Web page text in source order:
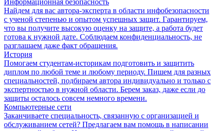
Найдем для вас автора-эксперта в области инфобезопасности
с ученой степенью и опытом успешных защит. Гарантируем,
что вы получите высокую оценку на защите, а работа будет
готова к нужной дате. Соблюдаем конфиденциальность, не
разглашаем даже факт обращения.
История
Помогаем студентам-историкам подготовить и защитить
диплом по любой теме и любому периоду. Пишем для разных
специальностей, подбираем автора индивидуально и только с
экспертностью в нужной области. Берем заказ, даже если до
защиты осталось совсем немного времени.
Компьютерные сети
Заканчиваете специальность, связанную с организацией и
обслуживанием сетей? Предлагаем вам помощь в написании